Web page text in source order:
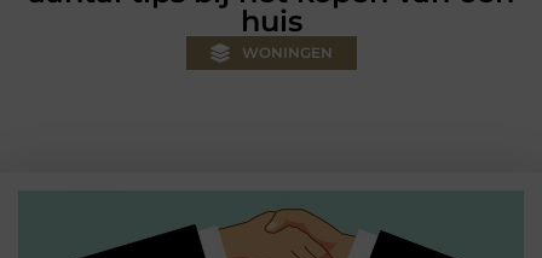
huis
WONINGEN